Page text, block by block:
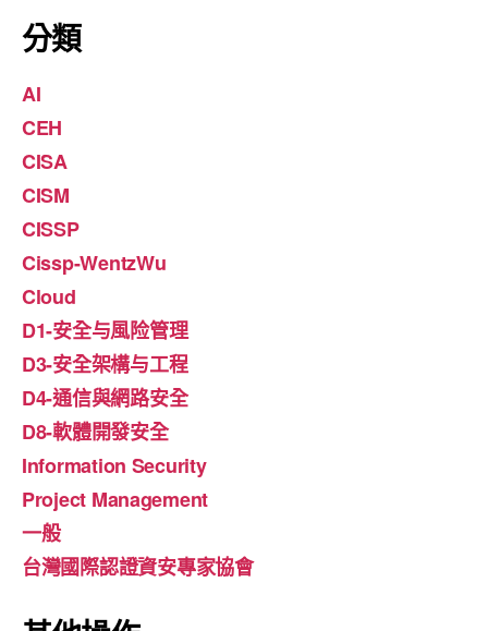
分類
AI
CEH
CISA
CISM
CISSP
Cissp-WentzWu
Cloud
D1-安全与風险管理
D3-安全架構与工程
D4-通信與網路安全
D8-軟體開發安全
Information Security
Project Management
一般
台灣國際認證資安專家協會